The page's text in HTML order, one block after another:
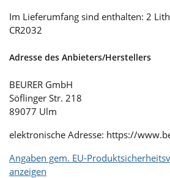
Im Lieferumfang sind enthalten: 2
CR2032
Adresse des Anbieters/Herstellers
BEURER GmbH
Söflinger Str. 218
89077 Ulm
elektronische Adresse: https://
Angaben gem. EU-
anzeigen